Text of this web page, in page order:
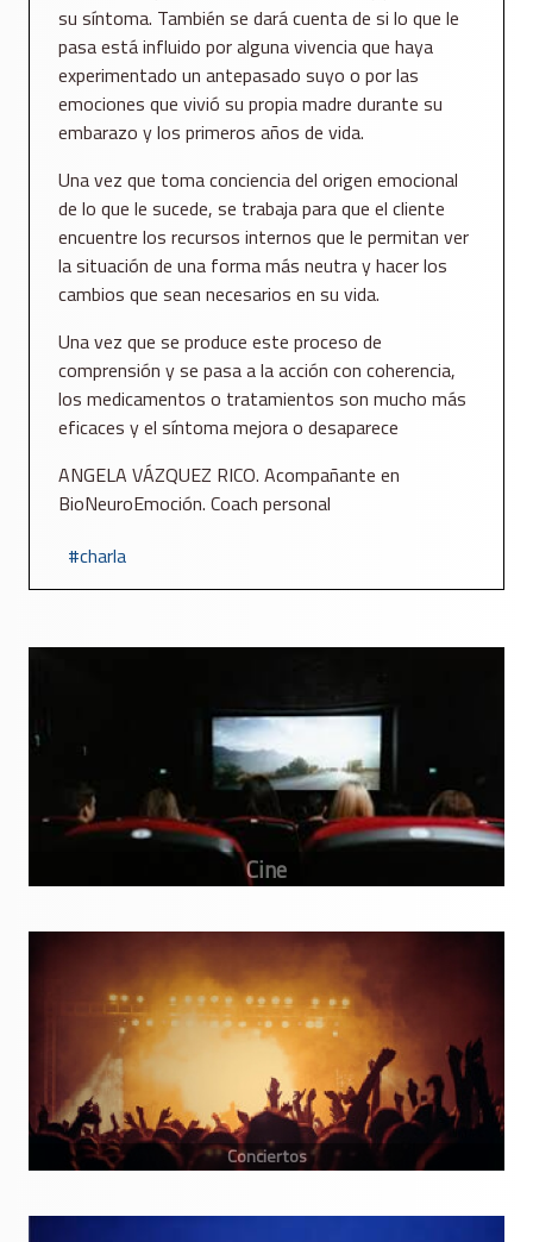
su síntoma. También se dará cuenta de si lo que le
pasa está influido por alguna vivencia que haya
experimentado un antepasado suyo o por las
emociones que vivió su propia madre durante su
embarazo y los primeros años de vida.
Una vez que toma conciencia del origen emocional
de lo que le sucede, se trabaja para que el cliente
encuentre los recursos internos que le permitan ver
la situación de una forma más neutra y hacer los
cambios que sean necesarios en su vida.
Una vez que se produce este proceso de
comprensión y se pasa a la acción con coherencia,
los medicamentos o tratamientos son mucho más
eficaces y el síntoma mejora o desaparece
ANGELA VÁZQUEZ RICO. Acompañante en
BioNeuroEmoción. Coach personal
charla